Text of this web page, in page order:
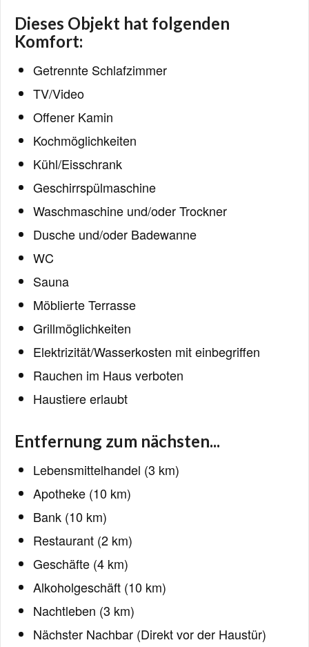
Dieses Objekt hat folgenden
Komfort:
Getrennte Schlafzimmer
TV/Video
Offener Kamin
Kochmöglichkeiten
Kühl/Eisschrank
Geschirrspülmaschine
Waschmaschine und/oder Trockner
Dusche und/oder Badewanne
WC
Sauna
Möblierte Terrasse
Grillmöglichkeiten
Elektrizität/Wasserkosten mit einbegriffen
Rauchen im Haus verboten
Haustiere erlaubt
Entfernung zum nächsten...
Lebensmittelhandel (3 km)
Apotheke (10 km)
Bank (10 km)
Restaurant (2 km)
Geschäfte (4 km)
Alkoholgeschäft (10 km)
Nachtleben (3 km)
Nächster Nachbar (Direkt vor der Haustür)